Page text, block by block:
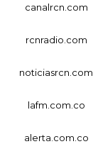
canalrcn.com
rcnradio.com
noticiasrcn.com
lafm.com.co
alerta.com.co